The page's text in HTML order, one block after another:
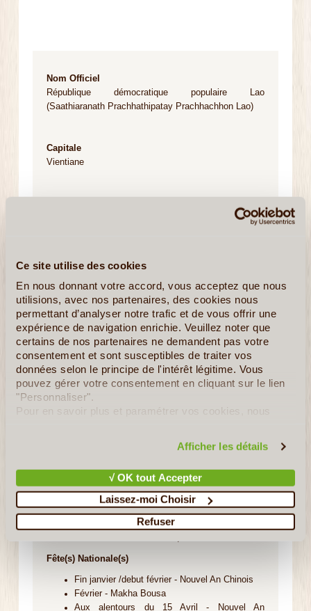
Ce site utilise des cookies
En nous donnant votre accord, vous acceptez que nous
utilisions, avec nos partenaires, des cookies nous
permettant d’analyser notre trafic et de vous offrir une
expérience de navigation enrichie. Veuillez noter que
certains de nos partenaires ne demandent pas votre
consentement et sont susceptibles de traiter vos
données selon le principe de l'intérêt légitime. Vous
pouvez gérer votre consentement en cliquant sur le lien
"Personnaliser".
Pour en savoir plus et paramétrer vos cookies, nous
Afficher les détails
√ OK tout Accepter
Laissez-moi Choisir
Refuser
Nom Officiel
République démocratique populaire Lao
(Saathiaranath Prachhathipatay Prachhachhon Lao)
Capitale
Vientiane
Luang Prabang - Savannakhet - Phonsavan - Paksé -
République socialiste à parti unique, où le Parti
révolutionnaire populaire lao est le seul parti légal
Devise Nationale
"Paix, Indépendance, Démocratie, Unité et
Prospérité"
Langue
Monnaie Nationale
Fête(s) Nationale(s)
Fin janvier /debut février - Nouvel An Chinois
Février - Makha Bousa
Aux alentours du 15 Avril - Nouvel An